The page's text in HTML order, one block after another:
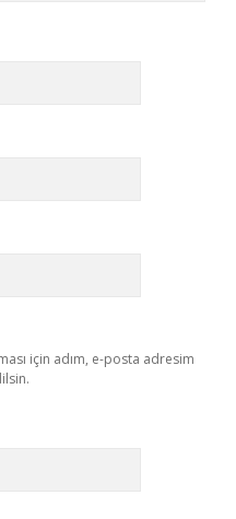
için adım, e-posta adresim